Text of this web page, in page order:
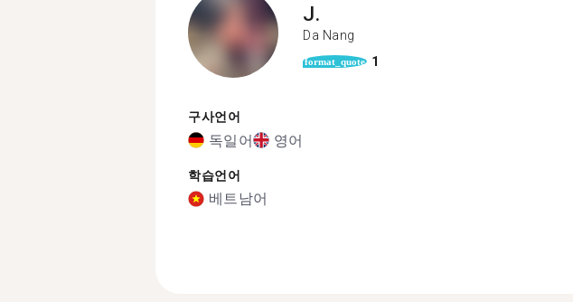
J.
Da Nang
format_quote 1
구사언어
독일어 영어
학습언어
베트남어